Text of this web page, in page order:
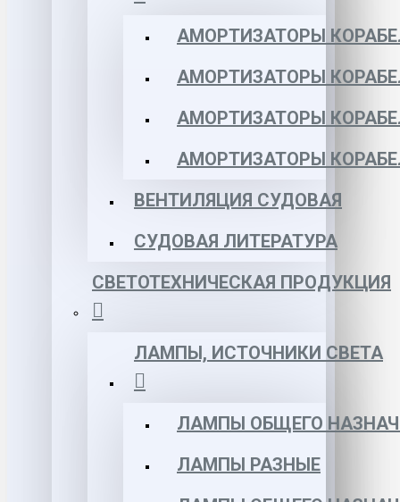
АМОРТИЗАТОРЫ
АМОРТИЗАТОРЫ
АМОРТИЗАТОРЫ
АМОРТИЗАТОРЫ
ВЕНТИЛЯЦИЯ СУДОВАЯ
СУДОВАЯ ЛИТЕРАТУРА
СВЕТОТЕХНИЧЕСКАЯ ПРОДУКЦИЯ
ЛАМПЫ, ИСТОЧНИКИ СВЕТА
ЛАМПЫ ОБЩЕГО
ЛАМПЫ РАЗНЫЕ